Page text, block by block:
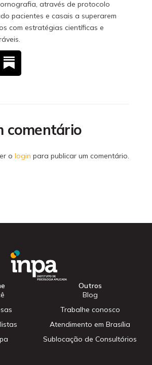
através de protocolo
pacientes e casais a superarem
com estratégias científicas e
comentário
o login para publicar um comentário.
Outros
Blog
Trabalhe conosco
Atendimento em Brasília
Sublocação de Consultórios